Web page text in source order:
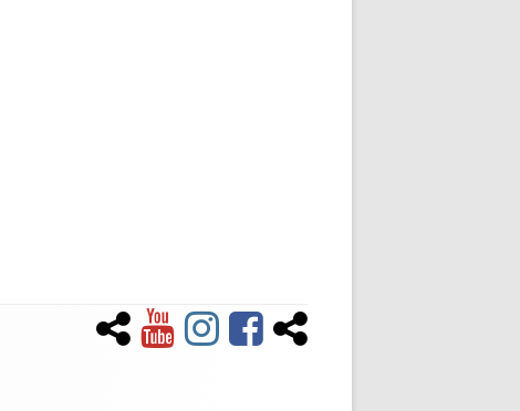
NewsletterYouTubeInstagramFacebookTiktok